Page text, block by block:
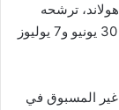
ترشحه
للانتخابات التشريعية المبكرة التي ستجرى يومي 30 يونيو و7 يوليوز
غير المسبوق في